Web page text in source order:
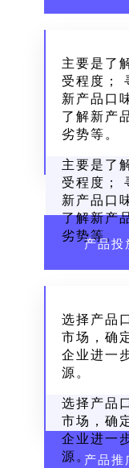
主要是了
受程度；
新产品口
了解新产
劣势等。
主要是了
受程度；
新产品口
了解新产
劣势等。
产品投
选择产品
市场，确
企业进一
源。
选择产品
市场，确
企业进一
源。产品推